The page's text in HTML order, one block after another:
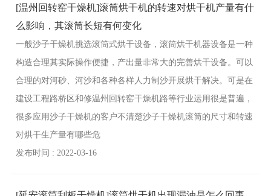
[温州回转窑干燥机]滚筒烘干机的转速对烘干机产量有什
么影响，其滚筒长短有何变化
一般沙子干燥机挑选滚筒式烘干设备，滚筒烘干机器设备是一种
构造合理其实际操作便捷，产出量非常大的完善烘干设备。可以
合理的对河砂、河沙和各种各样人力制沙开展烘干解决。可是在
建设工程路桥区和修温州回转窑干燥机路等行业运用很是普遍，
很多应用沙子干燥机的客户不清楚沙子干燥机滚筒的尺寸和转速
对烘干生产量有哪些危
发布时间 : 2022-03-16